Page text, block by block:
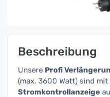
Beschreibung
Unsere Profi
(max. 3600 Watt) sind mit
Stromkontrollanzeige